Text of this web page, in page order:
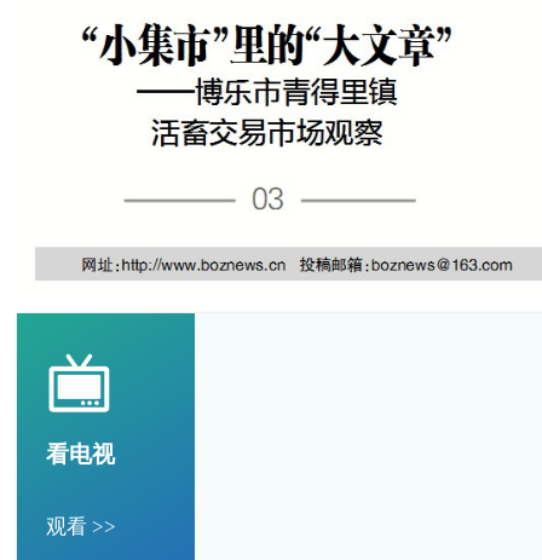
看电视
观看 >>